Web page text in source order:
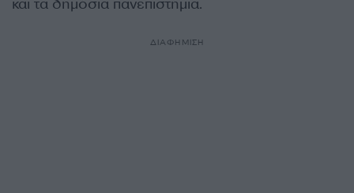
και τα δημόσια πανεπιστήμια.
ΔΙΑΦΗΜΙΣΗ